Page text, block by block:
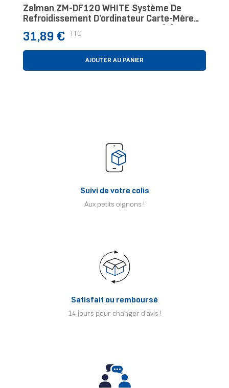
Zalman ZM-DF120 WHITE Système De
Refroidissement D’ordinateur Carte-Mère
Ventilateur 12,4 Cm Blanc 1 Pièce(s)
Prix
31,89 € TTC
AJOUTER AU PANIER
Suivi de votre colis
Aux petits oignons !
Satisfait ou remboursé
14 jours pour changer d'avis !